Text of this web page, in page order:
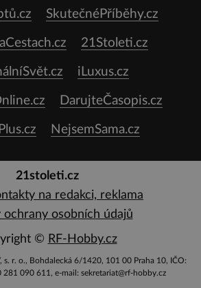
SkutečnéPříběhy.cz
21Stoleti.cz
iLuxus.cz
DarujteČasopis.cz
NejsemSama.cz
21stoleti.cz
na redakci, reklama
ochrany osobních údajů
© RF-Hobby.cz
s. r. o., Bohdalecká 6/1420, 101 00 Praha 10, IČO:
090 611, e-mail: sekretariat@rf-hobby.cz